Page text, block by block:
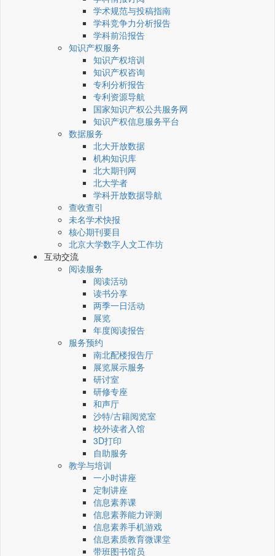
学术规范与投稿指南
学科竞争力分析报告
学科前沿报告
知识产权服务
知识产权培训
知识产权咨询
专利分析报告
专利资源导航
国家知识产权公共服务网
知识产权信息服务平台
数据服务
北大开放数据
机构知识库
北大期刊网
北大学者
学科开放数据导航
查收查引
未名学术快报
核心期刊要目
北京大学数字人文工作坊
互动交流
阅读服务
阅读活动
读书分享
两季一日活动
展览
年度阅读报告
服务预约
南北配楼报告厅
展览展示服务
研讨室
研修专座
和声厅
沙特/古籍阅览室
校外读者入馆
3D打印
自助服务
教学与培训
一小时讲座
定制讲座
信息素养课
信息素养能力评测
信息素养手机游戏
信息素质教育微课堂
带班图书馆员